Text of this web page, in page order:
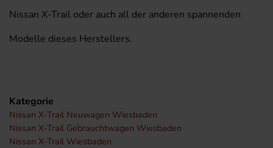
Nissan X-Trail oder auch all der anderen spannenden
Modelle dieses Herstellers.
Kategorie
Nissan X-Trail Neuwagen Wiesbaden
Nissan X-Trail Gebrauchtwagen Wiesbaden
Nissan X-Trail Wiesbaden